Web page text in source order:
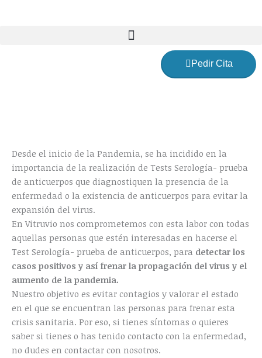
Pedir Cita
Desde el inicio de la Pandemia, se ha incidido en la
importancia de la realización de Tests Serología- prueba
de anticuerpos que diagnostiquen la presencia de la
enfermedad o la existencia de anticuerpos para evitar la
expansión del virus.
En Vitruvio nos comprometemos con esta labor con todas
aquellas personas que estén interesadas en hacerse el
Test Serología- prueba de anticuerpos, para detectar los
casos positivos y así frenar la propagación del virus y el
aumento de la pandemia.
Nuestro objetivo es evitar contagios y valorar el estado
en el que se encuentran las personas para frenar esta
crisis sanitaria. Por eso, si tienes síntomas o quieres
saber si tienes o has tenido contacto con la enfermedad,
no dudes en contactar con nosotros.